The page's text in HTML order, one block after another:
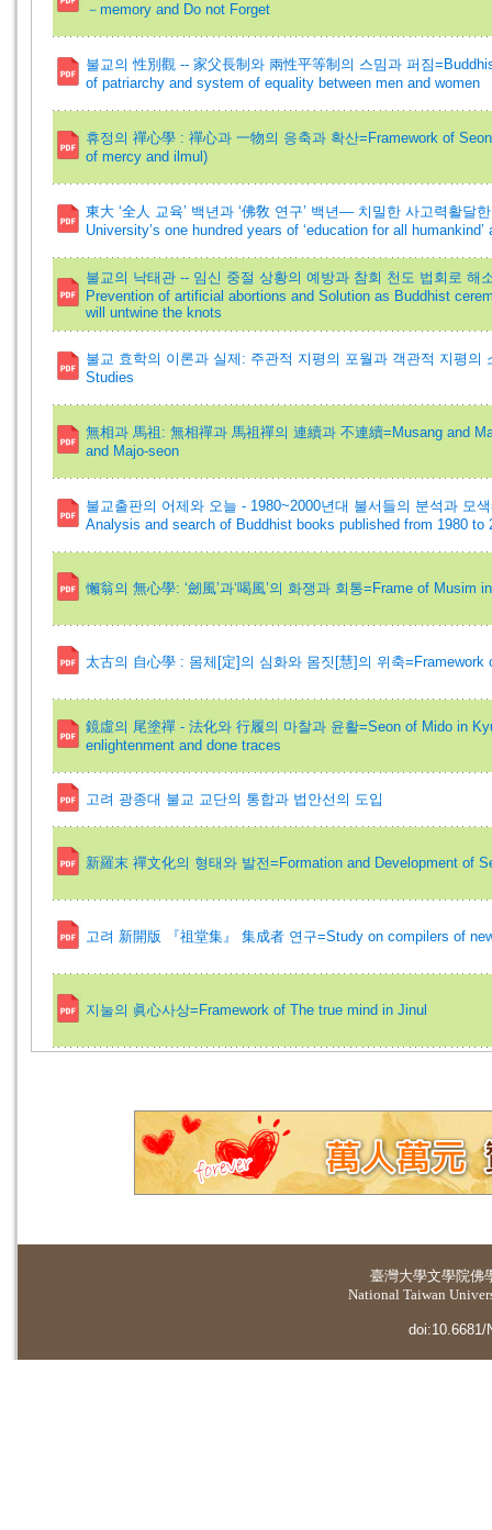
－memory and Do not Forget
불교의 性別觀 -- 家父長制와 兩性平等制의 스밈과 퍼짐
of patriarchy and system of equality between men and women
휴정의 禪心學 : 禪心과 一物의 응축과 확산=Framework of
of mercy and ilmul)
東大 ‘全人 교육’ 백년과 ‘佛敎 연구’ 백년― 치밀한 사고력활달
University’s one hundred years of ‘education for all humankind’
불교의 낙태관 -- 임신 중절 상황의 예방과 참회 천도 법회로 해
Prevention of artificial abortions and Solution as Buddhist
will untwine the knots
불교 효학의 이론과 실제: 주관적 지평의 포월과 객관적 지평
Studies
無相과 馬祖: 無相禪과 馬祖禪의 連續과 不連續=Musang and
and Majo-seon
불교출판의 어제와 오늘 - 1980~2000년대 불서들의 분석과 모
Analysis and search of Buddhist books published from 1980 to
懶翁의 無心學: ‘劒風’과‘喝風’의 화쟁과 회통=Frame of Musim
太古의 自心學 : 몸체[定]의 심화와 몸짓[慧]의 위축
鏡虛의 尾塗禪 - 法化와 行履의 마찰과 윤활=Seon of Mido in
enlightenment and done traces
고려 광종대 불교 교단의 통합과 법안선의 도입
新羅末 禪文化의 형태와 발전=Formation and Development of
고려 新開版 『祖堂集』 集成者 연구=Study on compilers of
지눌의 眞心사상=Framework of The true mind in Jinul
臺灣大學文學院佛
National Taiwan
doi:10.6681/